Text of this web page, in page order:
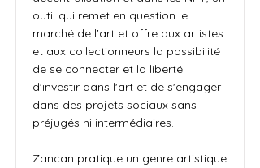
outil qui remet en question le
marché de l'art et offre aux artistes
et aux collectionneurs la possibilité
de se connecter et la liberté
d'investir dans l'art et de s'engager
dans des projets sociaux sans
préjugés ni intermédiaires.
Zancan pratique un genre artistique